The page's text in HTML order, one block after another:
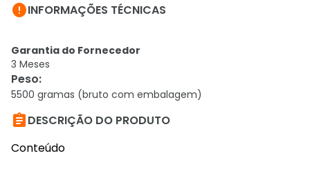
INFORMAÇÕES TÉCNICAS
Garantia do Fornecedor
3 Meses
Peso:
5500 gramas (bruto com embalagem)
DESCRIÇÃO DO PRODUTO
Conteúdo